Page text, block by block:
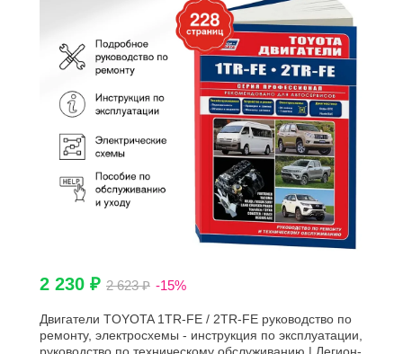
2 230 ₽ 2 623 ₽ -15%
Двигатели TOYOTA 1TR-FE / 2TR-FE руководство по
ремонту, электросхемы - инструкция по эксплуатации,